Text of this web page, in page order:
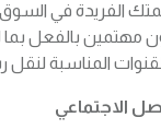
الفريدة في السوق
مهتمين بالفعل
المناسبة لنقل
الاجتماعي